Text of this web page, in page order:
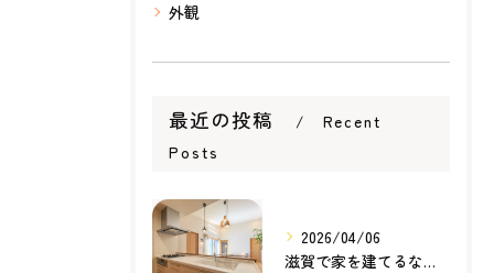
外観
最近の投稿
Recent
Posts
2026/04/06
滋賀で家を建てるなら知っておきたい住宅ローンの基本｜無理のない家づくりの考え方